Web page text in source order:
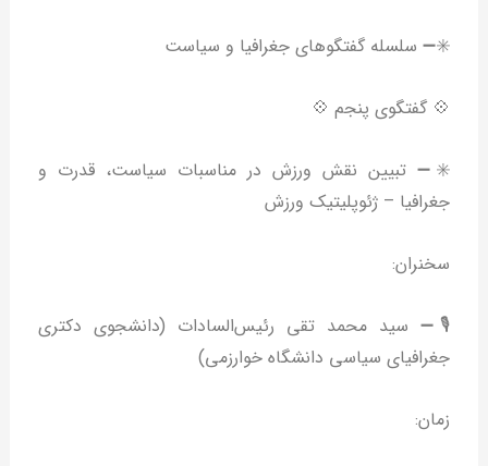
✳️➖ سلسله گفتگوهای جغرافیا و سیاست
💠 گفتگوی پنجم 💠
✳️➖ تبیین نقش ورزش در مناسبات سیاست، قدرت و
جغرافیا – ژئوپلیتیک ورزش
سخنران:
🎙➖ سید محمد تقی رئیس‌السادات (دانشجوی دکتری
جغرافیای سیاسی دانشگاه خوارزمی)
زمان: